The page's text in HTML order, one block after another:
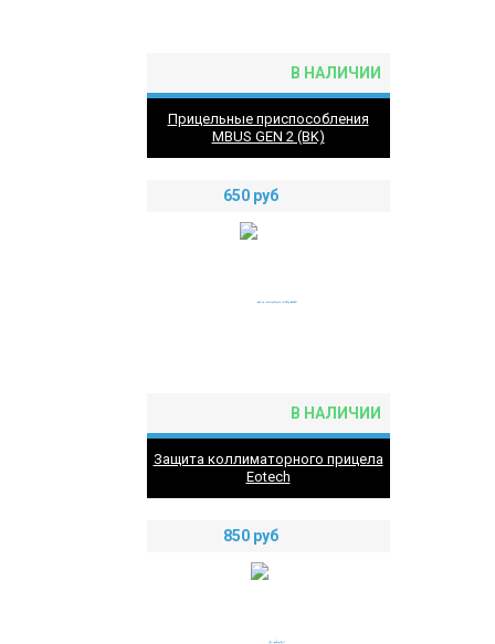
В НАЛИЧИИ
Прицельные приспособления
MBUS GEN 2 (BK)
650 руб
В НАЛИЧИИ
Защита коллиматорного прицела
Eotech
850 руб